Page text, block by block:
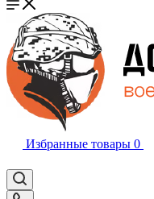
Избранные товары 0